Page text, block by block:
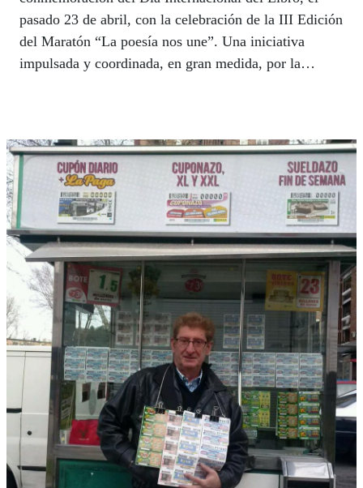
pasado 23 de abril, con la celebración de la III Edición
del Maratón “La poesía nos une”. Una iniciativa
impulsada y coordinada, en gran medida, por la
literaria, en especial de aquella que surge en forma de
versos. Entre otras actividades, en la actualidad, Elena
desarrolla y participa en diferentes talleres literarios.